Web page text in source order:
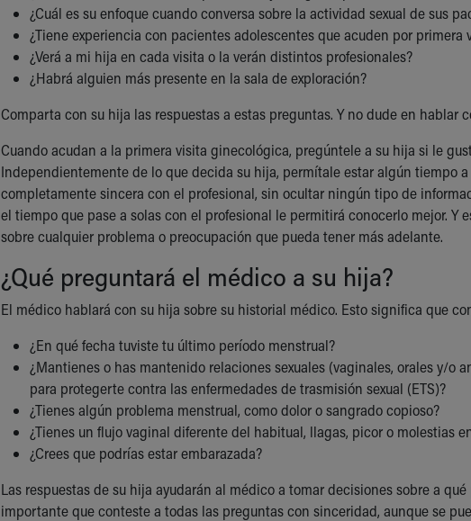
¿Cuál es su enfoque cuando conversa sobre la actividad sexual de sus
¿Tiene experiencia con pacientes adolescentes que acuden por primera
¿Verá a mi hija en cada visita o la verán distintos profesionales?
¿Habrá alguien más presente en la sala de exploración?
Comparta con su hija las respuestas a estas preguntas. Y no dude en
Cuando acudan a la primera visita ginecológica, pregúntele a su hija si le
Independientemente de lo que decida su hija, permítale estar algún tiempo
completamente sincera con el profesional, sin ocultar ningún tipo de
el tiempo que pase a solas con el profesional le permitirá conocerlo mejor.
sobre cualquier problema o preocupación que pueda tener más adelante.
¿Qué preguntará el médico a su hija?
El médico hablará con su hija sobre su historial médico. Esto significa que
¿En qué fecha tuviste tu último período menstrual?
¿Mantienes o has mantenido relaciones sexuales (vaginales, orales y/o
para protegerte contra las enfermedades de trasmisión sexual (ETS)?
¿Tienes algún problema menstrual, como dolor o sangrado copioso?
¿Tienes un flujo vaginal diferente del habitual, llagas, picor o molestias
¿Crees que podrías estar embarazada?
Las respuestas de su hija ayudarán al médico a tomar decisiones sobre a
importante que conteste a todas las preguntas con sinceridad, aunque se